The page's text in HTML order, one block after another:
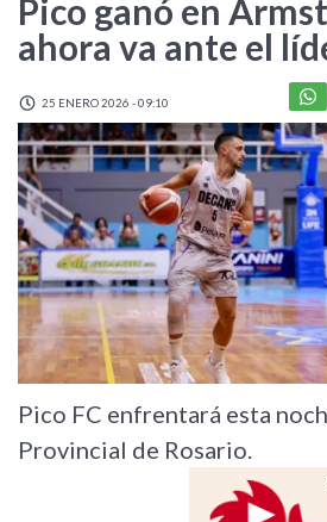
Pico ganó en
ahora va ante el
25 ENERO 2026 - 09:10
Pico FC enfrentará esta
Provincial de Rosario.